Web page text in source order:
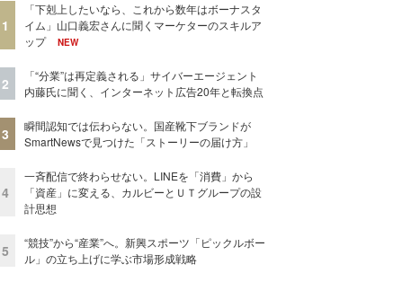
1
「下剋上したいなら、これから数年はボーナスタ
イム」山口義宏さんに聞くマーケターのスキルア
ップ
NEW
2
「“分業”は再定義される」サイバーエージェント
内藤氏に聞く、インターネット広告20年と転換点
3
瞬間認知では伝わらない。国産靴下ブランドが
SmartNewsで見つけた「ストーリーの届け方」
4
一斉配信で終わらせない。LINEを「消費」から
「資産」に変える、カルビーとＵＴグループの設
計思想
5
“競技”から“産業”へ。新興スポーツ「ピックルボー
ル」の立ち上げに学ぶ市場形成戦略